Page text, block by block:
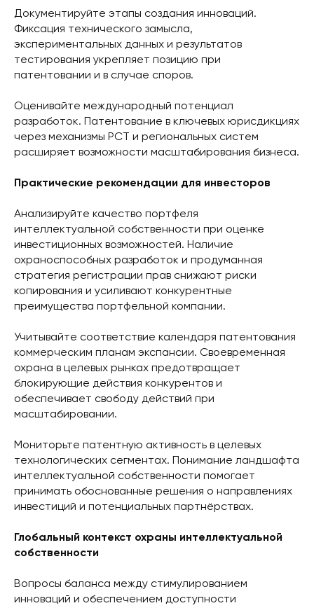
Документируйте этапы создания инноваций.
Фиксация технического замысла,
экспериментальных данных и результатов
тестирования укрепляет позицию при
патентовании и в случае споров.
Оценивайте международный потенциал
разработок. Патентование в ключевых юрисдикциях
через механизмы РСТ и региональных систем
расширяет возможности масштабирования бизнеса.
Практические рекомендации для инвесторов
Анализируйте качество портфеля
интеллектуальной собственности при оценке
инвестиционных возможностей. Наличие
охраноспособных разработок и продуманная
стратегия регистрации прав снижают риски
копирования и усиливают конкурентные
преимущества портфельной компании.
Учитывайте соответствие календаря патентования
коммерческим планам экспансии. Своевременная
охрана в целевых рынках предотвращает
блокирующие действия конкурентов и
обеспечивает свободу действий при
масштабировании.
Мониторьте патентную активность в целевых
технологических сегментах. Понимание ландшафта
интеллектуальной собственности помогает
принимать обоснованные решения о направлениях
инвестиций и потенциальных партнёрствах.
Глобальный контекст охраны интеллектуальной
собственности
Вопросы баланса между стимулированием
инноваций и обеспечением доступности